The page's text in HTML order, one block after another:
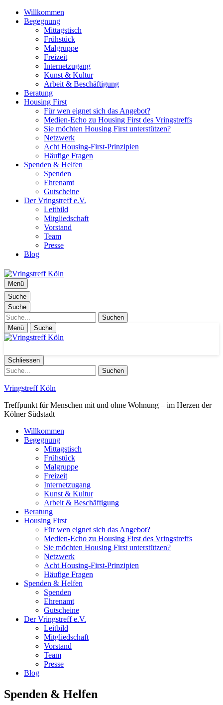
Willkommen
Begegnung
Mittagstisch
Frühstück
Malgruppe
Freizeit
Internetzugang
Kunst & Kultur
Arbeit & Beschäftigung
Beratung
Housing First
Für wen eignet sich das Angebot?
Medien-Echo zu Housing First des Vringstreffs
Sie möchten Housing First unterstützen?
Netzwerk
Acht Housing-First-Prinzipien
Häufige Fragen
Spenden & Helfen
Spenden
Ehrenamt
Gutscheine
Der Vringstreff e.V.
Leitbild
Mitgliedschaft
Vorstand
Team
Presse
Blog
Menü
Suche
Suche
Suche
Menü Suche
Schliessen
Suche
Vringstreff Köln
Treffpunkt für Menschen mit und ohne Wohnung – im Herzen der
Kölner Südstadt
Willkommen
Begegnung
Mittagstisch
Frühstück
Malgruppe
Freizeit
Internetzugang
Kunst & Kultur
Arbeit & Beschäftigung
Beratung
Housing First
Für wen eignet sich das Angebot?
Medien-Echo zu Housing First des Vringstreffs
Sie möchten Housing First unterstützen?
Netzwerk
Acht Housing-First-Prinzipien
Häufige Fragen
Spenden & Helfen
Spenden
Ehrenamt
Gutscheine
Der Vringstreff e.V.
Leitbild
Mitgliedschaft
Vorstand
Team
Presse
Blog
Spenden & Helfen